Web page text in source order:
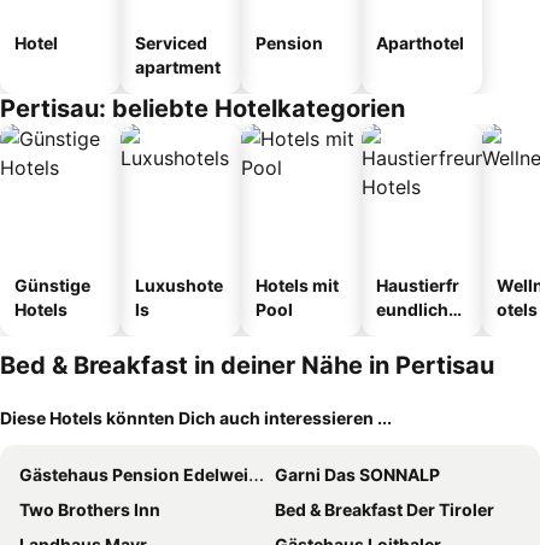
Hotel
Serviced
apartment
Pension Aparthotel
Pertisau: beliebte Hotelkategorien
Günstige
Hotels
Luxushote
ls
Hotels mit
Pool
Haustierfr
eundliche
otels
Bed & Breakfast in deiner Nähe in Pertisau
Diese Hotels könnten Dich auch interessieren ...
Gästehaus Pension Edelweiss
Garni Das SONNALP
Two Brothers Inn
Bed & Breakfast Der Tiroler